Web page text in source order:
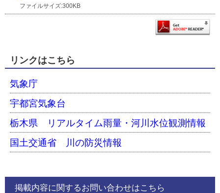
ファイルサイズ:300KB
リンクはこちら
気象庁
宇都宮気象台
栃木県 リアルタイム雨量・河川水位観測情報
国土交通省 川の防災情報
掲載内容に関するお問い合わせはこちら